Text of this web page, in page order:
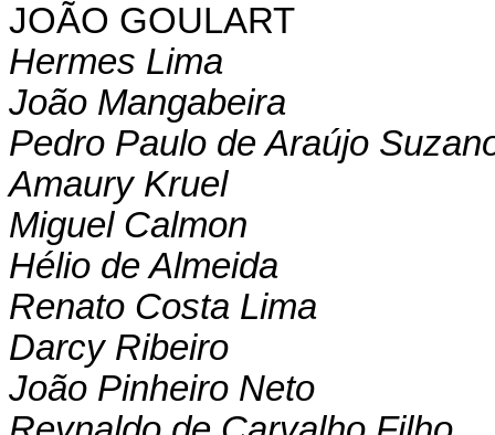
JOÃO GOULART
Hermes Lima
João Mangabeira
Pedro Paulo de Araújo
Amaury Kruel
Miguel Calmon
Hélio de Almeida
Renato Costa Lima
Darcy Ribeiro
João Pinheiro Neto